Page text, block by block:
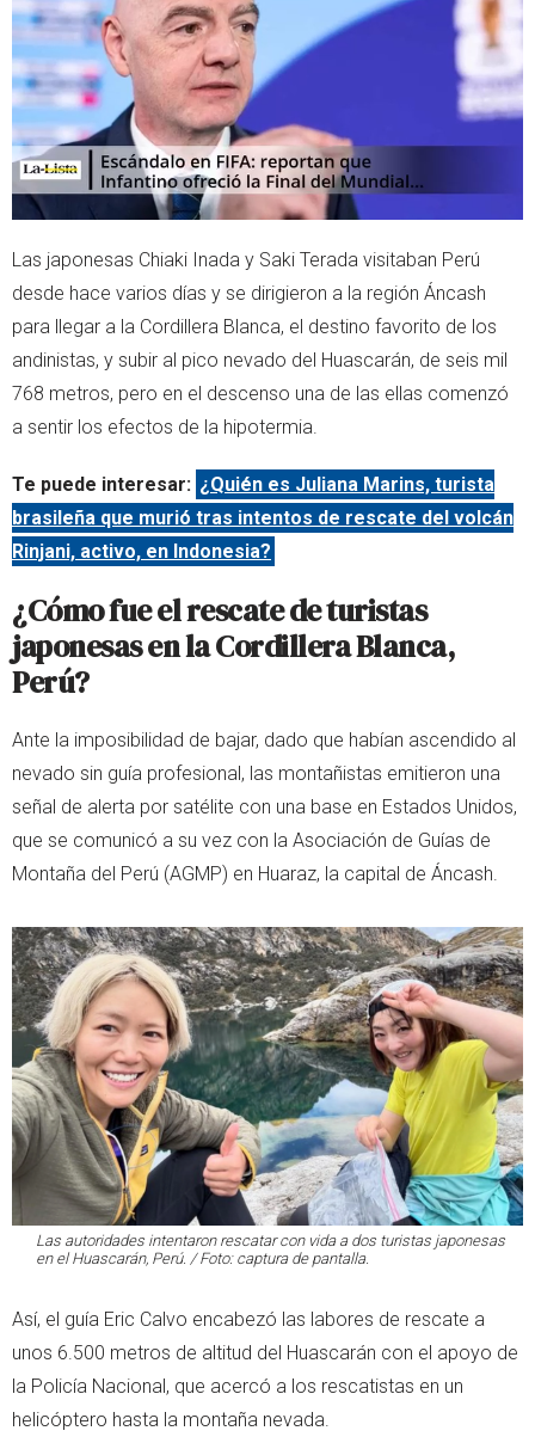
Las japonesas Chiaki Inada y Saki Terada visitaban Perú
desde hace varios días y se dirigieron a la región Áncash
para llegar a la Cordillera Blanca, el destino favorito de los
andinistas, y subir al pico nevado del Huascarán, de seis mil
768 metros, pero en el descenso una de las ellas comenzó
a sentir los efectos de la hipotermia.
Te puede interesar: ¿Quién es Juliana Marins, turista
brasileña que murió tras intentos de rescate del volcán
Rinjani, activo, en Indonesia?
¿Cómo fue el rescate de turistas
japonesas en la Cordillera Blanca,
Perú?
Ante la imposibilidad de bajar, dado que habían ascendido al
nevado sin guía profesional, las montañistas emitieron una
señal de alerta por satélite con una base en Estados Unidos,
que se comunicó a su vez con la Asociación de Guías de
Montaña del Perú (AGMP) en Huaraz, la capital de Áncash.
Las autoridades intentaron rescatar con vida a dos turistas japonesas
en el Huascarán, Perú. / Foto: captura de pantalla.
Así, el guía Eric Calvo encabezó las labores de rescate a
unos 6.500 metros de altitud del Huascarán con el apoyo de
la Policía Nacional, que acercó a los rescatistas en un
helicóptero hasta la montaña nevada.